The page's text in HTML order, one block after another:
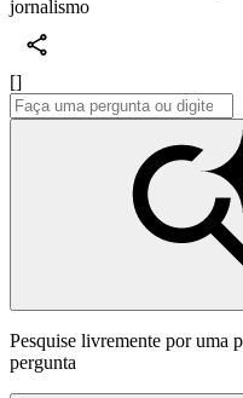
jornalismo
[]
Pesquise livremente por uma
pergunta